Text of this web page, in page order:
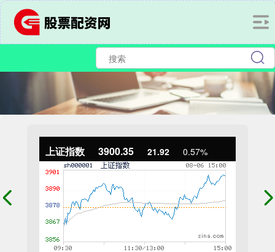
上证指数 3900.35 21.92 0.57%